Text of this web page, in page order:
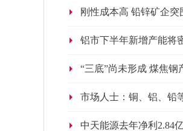
刚性成本高 铅锌矿企突
铝市下半年新增产能将
“三底”尚未形成 煤焦钢
市场人士：铜、铝、铅
中天能源去年净利2.84